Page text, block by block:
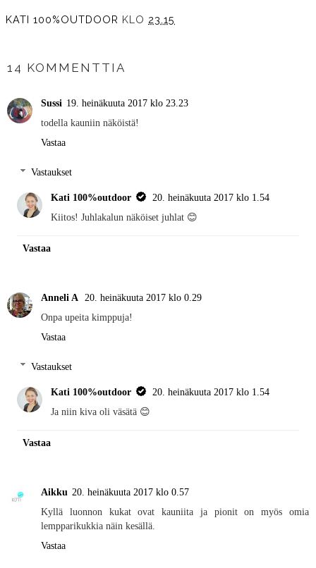
KATI 100%OUTDOOR KLO 23.15
14 KOMMENTTIA
Sussi 19. heinäkuuta 2017 klo 23.23
todella kauniin näköistä!
Vastaa
Vastaukset
Kati 100%outdoor
20. heinäkuuta 2017 klo 1.54
Kiitos! Juhlakalun näköiset juhlat 😊
Vastaa
Anneli A
20. heinäkuuta 2017 klo 0.29
Onpa upeita kimppuja!
Vastaa
Vastaukset
Kati 100%outdoor
20. heinäkuuta 2017 klo 1.54
Ja niin kiva oli väsätä 😊
Vastaa
Aikku 20. heinäkuuta 2017 klo 0.57
Kyllä luonnon kukat ovat kauniita ja pionit on myös omia
lempparikukkia näin kesällä.
Vastaa